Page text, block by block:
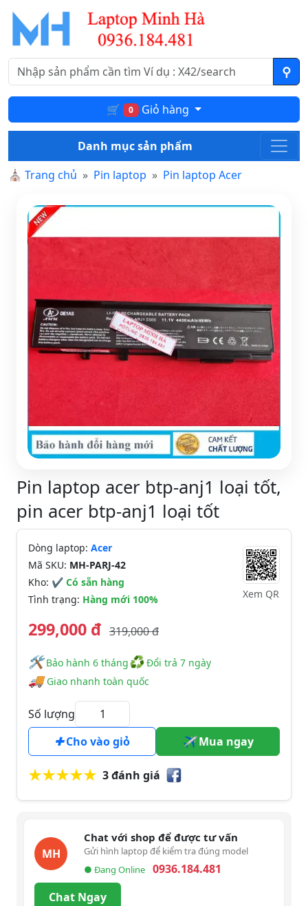
🛒 0 Giỏ hàng
Danh mục sản phẩm
⛪ Trang chủ Pin laptop Pin laptop Acer
Pin laptop acer btp-anj1 loại tốt,
pin acer btp-anj1 loại tốt
Dòng laptop: Acer
Mã SKU: MH-PARJ-42
Kho: ✔ Có sẵn hàng
Tình trạng: Hàng mới 100% Xem QR
299,000 đ 319,000 đ
🛠️️ Bảo hành 6 tháng♻Đổi trả 7 ngày
🚚Giao nhanh toàn quốc
Số lượng
Cho vào giỏ
Mua ngay
3 đánh giá
MH
Chat với shop để được tư vấn
Gửi hình laptop để kiểm tra đúng model
● Đang Online
0936.184.481
Chat Ngay